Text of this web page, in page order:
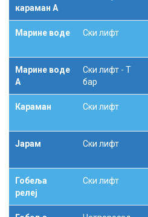
караман А
Марине воде Ски лифт
Марине воде
А
Ски лифт - Т
бар
Караман Ски лифт
Јарам Ски лифт
Гобеља
релеј
Ски лифт